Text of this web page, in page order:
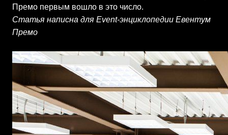
Премо первым вошло в это число.
Статья написна для Event-энциклопедии Евентум
Премо